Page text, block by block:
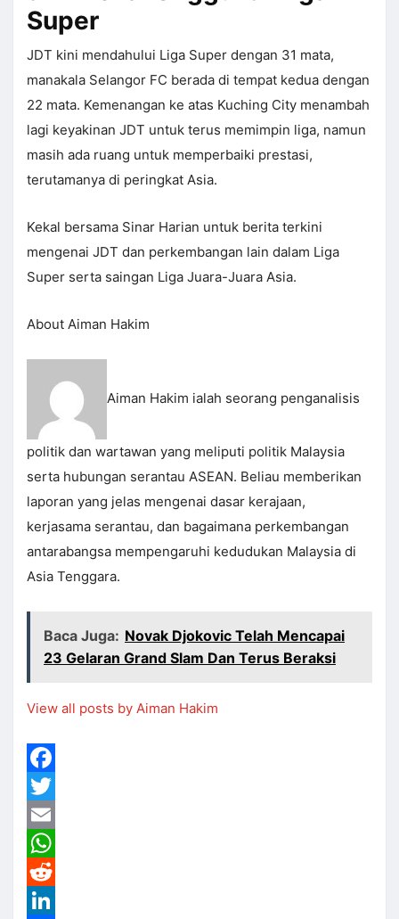
Super
JDT kini mendahului Liga Super dengan 31 mata,
manakala Selangor FC berada di tempat kedua dengan
22 mata. Kemenangan ke atas Kuching City menambah
lagi keyakinan JDT untuk terus memimpin liga, namun
masih ada ruang untuk memperbaiki prestasi,
terutamanya di peringkat Asia.
Kekal bersama Sinar Harian untuk berita terkini
mengenai JDT dan perkembangan lain dalam Liga
Super serta saingan Liga Juara-Juara Asia.
About Aiman Hakim
Aiman Hakim ialah seorang penganalisis
politik dan wartawan yang meliputi politik Malaysia
serta hubungan serantau ASEAN. Beliau memberikan
laporan yang jelas mengenai dasar kerajaan,
kerjasama serantau, dan bagaimana perkembangan
antarabangsa mempengaruhi kedudukan Malaysia di
Asia Tenggara.
Baca Juga: Novak Djokovic Telah Mencapai
23 Gelaran Grand Slam Dan Terus Beraksi
View all posts by Aiman Hakim
Facebook
Twitter
Email
WhatsApp
Reddit